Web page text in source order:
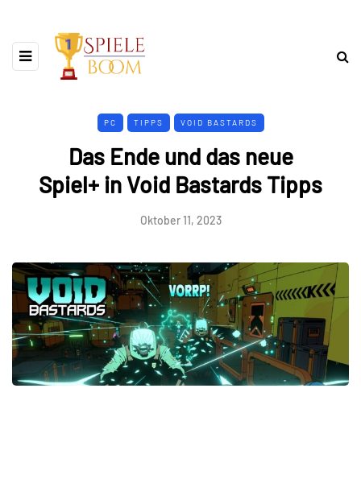
PC TIPPS VOID BASTARDS
Das Ende und das neue
Spiel+ in Void Bastards Tipps
Oktober 11, 2023